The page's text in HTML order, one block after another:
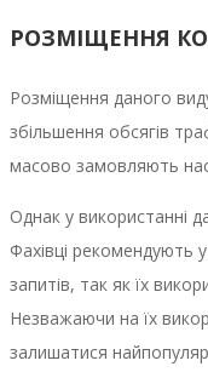
РОЗМІЩЕННЯ
Розміщення даного
збільшення обсягів
масово замовляють
Однак у використанні
Фахівці рекомендують
запитів, так як їх
Незважаючи на їх
залишатися